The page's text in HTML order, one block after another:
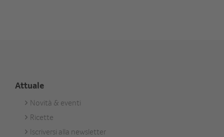
Attuale
Footer
Aktuell
Novità & eventi
Ricette
Iscriversi alla newsletter